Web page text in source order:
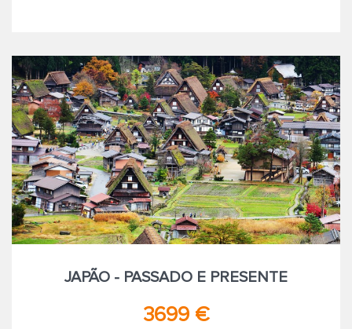
JAPÃO - PASSADO E PRESENTE
3699 €